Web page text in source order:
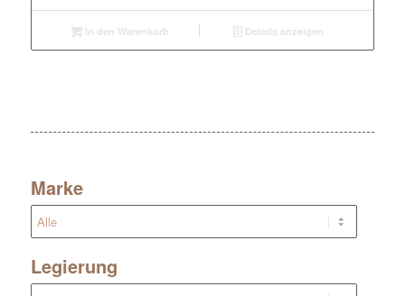
In den Warenkorb Details anzeigen
Marke
Legierung